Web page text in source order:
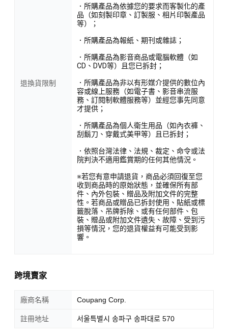
退換貨限制
．所購產品為依據您的要求而客製化的產
品（如刻製印章、訂製服、相片印製產品
等）；
．所購產品為報紙、期刊或雜誌；
．所購產品為影音商品或電腦軟體（如
CD、DVD等）且您已拆封；
．所購產品為非以有形媒介提供的數位內
容或線上服務（如電子書、影音串流服
務、訂閱制軟體服務等）並經您事先同意
才提供；
．所購產品為個人衛生用品（如內衣褲、
刮鬍刀、穿戴式美甲等）且已拆封；
．依照台灣法律、法規、裁定、命令或法
院判決不適用鑑賞期的任何其他情況。
※若您有意申請退貨，商品必須回復至您
收到商品時的原始狀態，並確保所有部
件、內外包裝、贈品及附加文件的完整
性。若商品或贈品已拆封使用、貼紙或標
籤脫落、吊牌拆除、或有任何部件、包
裝、贈品或附加文件遺失、故障、受到污
損等情況，您的退貨權益有可能受到影
響。
跨境賣家
廠商名稱 Coupang Corp.
註冊地址 서울특별시 송파구 송파대로 570